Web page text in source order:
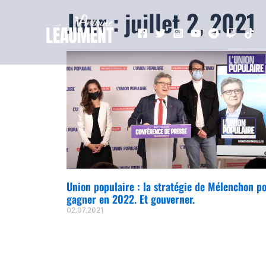
Jour : juillet 2, 2021
Union populaire : la stratégie de Mélenchon
gagner en 2022. Et gouverner.
02.07.2021